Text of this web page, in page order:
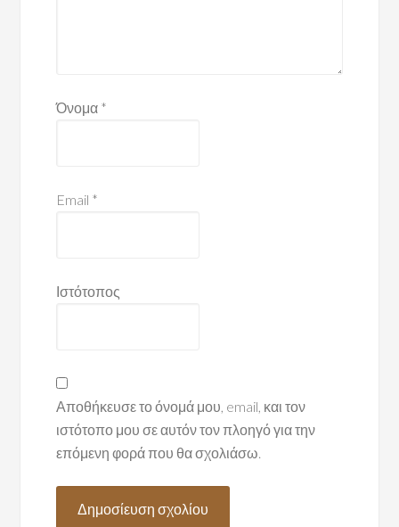
Όνομα *
Email *
Ιστότοπος
Αποθήκευσε το όνομά μου, email, και τον
ιστότοπο μου σε αυτόν τον πλοηγό για την
επόμενη φορά που θα σχολιάσω.